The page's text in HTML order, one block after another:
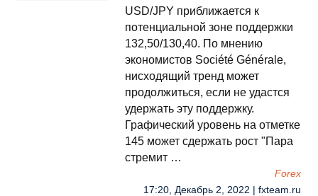
USD/JPY приближается к
потенциальной зоне поддержки
132,50/130,40. По мнению
экономистов Société Générale,
нисходящий тренд может
продолжиться, если не удастся
удержать эту поддержку.
Графический уровень на отметке
145 может сдержать рост "Пара
стремит …
Forex
17:20, Декабрь 2, 2022 | fxteam.ru